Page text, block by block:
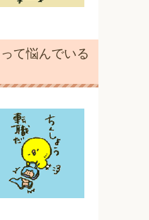
て悩んでいる